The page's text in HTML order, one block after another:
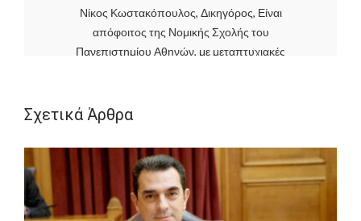
Νίκος Κωστακόπουλος, Δικηγόρος, Είναι
απόφοιτος της Νομικής Σχολής του
Πανεπιστημίου Αθηνών, με μεταπτυχιακές
εξετάσεις του Δικηγορικού Συλλόγου Αθηνών για
παρελθόν σε σημαντικές δικηγορικές εταιρείες.
Ήταν Διευθυντής του πρώην υπουργού Σπήλιου
Λιβανού. Μιλά Αγγλικά και Γαλλικά.
Σχετικά Άρθρα